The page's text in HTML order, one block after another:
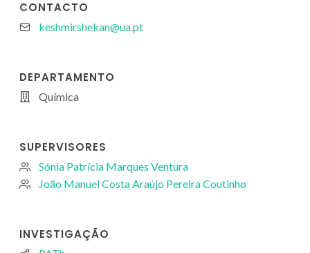
CONTACTO
keshmirshekan@ua.pt
DEPARTAMENTO
Química
SUPERVISORES
Sónia Patrícia Marques Ventura
João Manuel Costa Araújo Pereira Coutinho
INVESTIGAÇÃO